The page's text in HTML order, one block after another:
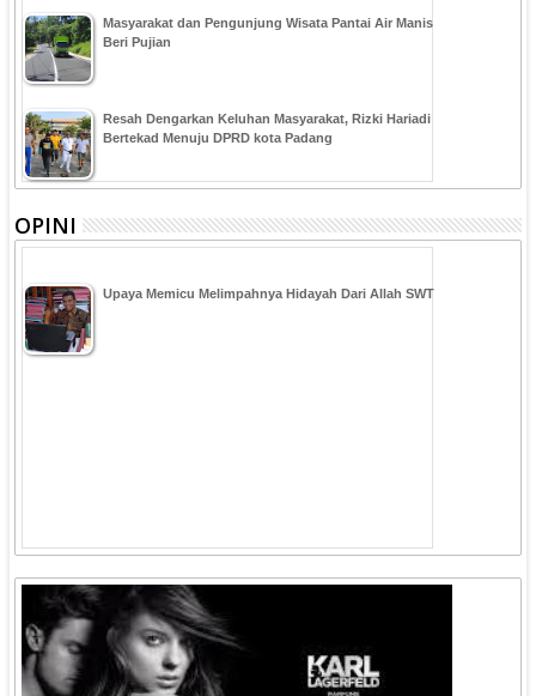
Masyarakat dan Pengunjung Wisata Pantai Air Manis
Beri Pujian
Resah Dengarkan Keluhan Masyarakat, Rizki Hariadi
Bertekad Menuju DPRD kota Padang
OPINI
Upaya Memicu Melimpahnya Hidayah Dari Allah SWT